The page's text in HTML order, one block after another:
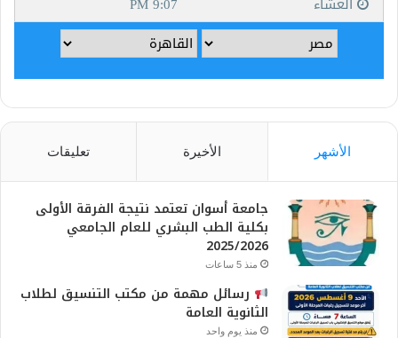
الأشهر الأخيرة تعليقات
جامعة أسوان تعتمد نتيجة الفرقة الأولى
بكلية الطب البشري للعام الجامعي
2025/2026
منذ 5 ساعات
رسائل مهمة من مكتب التنسيق لطلاب
الثانوية العامة
منذ يوم واحد